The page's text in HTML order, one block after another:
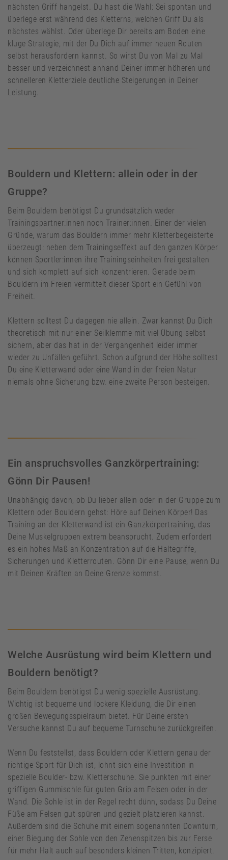
nächsten Griff hangelst. Du hast die Wahl: Sei spontan und
überlege erst während des Kletterns, welchen Griff Du als
nächstes wählst. Oder überlege Dir bereits am Boden eine
kluge Strategie, mit der Du Dich auf immer neuen Routen
selbst herausfordern kannst. So wirst Du von Mal zu Mal
besser und verzeichnest anhand Deiner immer höheren und
schnelleren Kletterziele deutliche Steigerungen in Deiner
Leistung.
Bouldern und Klettern: allein oder in der
Gruppe?
Beim Bouldern benötigst Du grundsätzlich weder
Trainingspartner:innen noch Trainer:innen. Einer der vielen
Gründe, warum das Bouldern immer mehr Kletterbegeisterte
überzeugt: neben dem Trainingseffekt auf den ganzen Körper
können Sportler:innen ihre Trainingseinheiten frei gestalten
und sich komplett auf sich konzentrieren. Gerade beim
Bouldern im Freien vermittelt dieser Sport ein Gefühl von
Freiheit.
Klettern solltest Du dagegen nie allein. Zwar kannst Du Dich
theoretisch mit nur einer Seilklemme mit viel Übung selbst
sichern, aber das hat in der Vergangenheit leider immer
wieder zu Unfällen geführt. Schon aufgrund der Höhe solltest
Du eine Kletterwand oder eine Wand in der freien Natur
niemals ohne Sicherung bzw. eine zweite Person besteigen.
Ein anspruchsvolles Ganzkörpertraining:
Gönn Dir Pausen!
Unabhängig davon, ob Du lieber allein oder in der Gruppe zum
Klettern oder Bouldern gehst: Höre auf Deinen Körper! Das
Training an der Kletterwand ist ein Ganzkörpertraining, das
Deine Muskelgruppen extrem beansprucht. Zudem erfordert
es ein hohes Maß an Konzentration auf die Haltegriffe,
Sicherungen und Kletterrouten. Gönn Dir eine Pause, wenn Du
mit Deinen Kräften an Deine Grenze kommst.
Welche Ausrüstung wird beim Klettern und
Bouldern benötigt?
Beim Bouldern benötigst Du wenig spezielle Ausrüstung.
Wichtig ist bequeme und lockere Kleidung, die Dir einen
großen Bewegungsspielraum bietet. Für Deine ersten
Versuche kannst Du auf bequeme Turnschuhe zurückgreifen.
Wenn Du feststellst, dass Bouldern oder Klettern genau der
richtige Sport für Dich ist, lohnt sich eine Investition in
spezielle Boulder- bzw. Kletterschuhe. Sie punkten mit einer
griffigen Gummisohle für guten Grip am Felsen oder in der
Wand. Die Sohle ist in der Regel recht dünn, sodass Du Deine
Füße am Felsen gut spüren und gezielt platzieren kannst.
Außerdem sind die Schuhe mit einem sogenannten Downturn,
einer Biegung der Sohle von den Zehenspitzen bis zur Ferse
für mehr Halt auch auf besonders kleinen Tritten, konzipiert.